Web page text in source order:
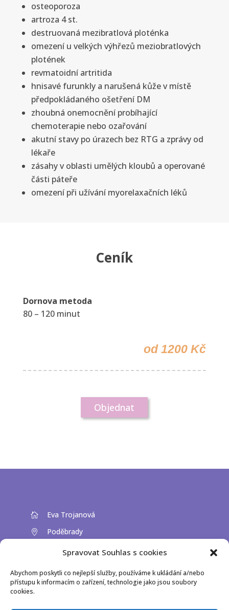
Spravovat Souhlas s cookies
Abychom poskytli co nejlepší služby, používáme k ukládání a/nebo
přístupu k informacím o zařízení, technologie jako jsou soubory
cookies.
osteoporoza
artroza 4 st.
destruovaná mezibratlová ploténka
omezení u velkých výhřezů meziobratlových
plotének
revmatoidní artritida
hnisavé furunkly a narušená kůže v místě
předpokládaného ošetření DM
zhoubná onemocnění probíhající
chemoterapie nebo ozařování
akutní stavy po úrazech bez RTG a zprávy od
lékaře
zásahy v oblasti umělých kloubů a operované
části páteře
omezení při užívání myorelaxačních léků
Ceník
Dornova metoda
80 – 120 minut
od 1200 Kč
Objednat
 Eva Trojanová
 Poděbrady
IČ: 71877126
 +420 737 966 802